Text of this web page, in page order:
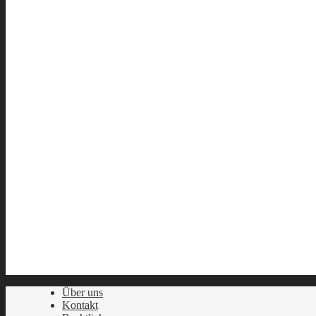
Über uns
Kontakt